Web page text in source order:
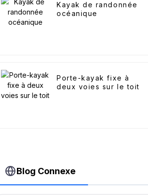
Kayak de randonnée
océanique
Porte-kayak fixe à
deux voies sur le toit
Blog Connexe